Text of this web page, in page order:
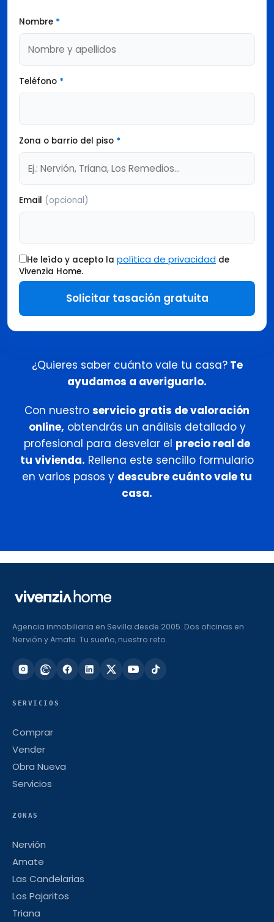
Nombre *
Teléfono *
Zona o barrio del piso *
Email (opcional)
He leído y acepto la política de privacidad de
Vivenzia Home.
Solicitar tasación gratuita
¿Quieres saber cuánto vale tu casa?Te
ayudamos a averiguarlo.
Con nuestro servicio gratis de valoración
online, obtendrás un análisis detallado y
profesional para desvelar el precio real de
tu vivienda. Rellena este sencillo formulario
en varios pasos y descubre cuánto vale tu
casa.
Agencia inmobiliaria en Sevilla desde 2005. Dos oficinas en
Nervión y Amate. Tu sueño, nuestro reto.
SERVICIOS
Comprar
Vender
Obra Nueva
Servicios
ZONAS
Nervión
Amate
Las Candelarias
Los Pajaritos
Triana